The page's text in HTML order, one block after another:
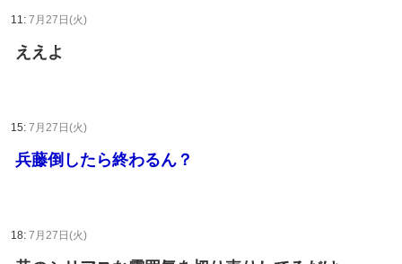
11: 7月27日(火)
ええよ
15: 7月27日(火)
兵藤倒したら終わるん？
18: 7月27日(火)